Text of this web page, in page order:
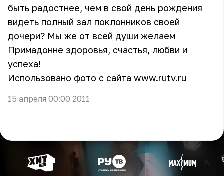
быть радостнее, чем в свой день рождения
видеть полный зал поклонников своей
дочери? Мы же от всей души желаем
Примадонне здоровья, счастья, любви и
успеха!
Использовано фото с сайта www.rutv.ru
15 апреля 00:00 2011